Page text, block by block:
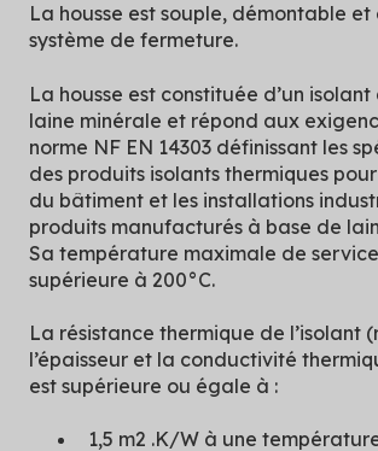
La housse est souple, démontable et
système de fermeture.
La housse est constituée d’un
laine minérale et répond aux
norme NF EN 14303 définissant les
des produits isolants thermiques
du bâtiment et les installations
produits manufacturés à base de
Sa température maximale de
supérieure à 200°C.
La résistance thermique de l’isolant
l’épaisseur et la conductivité
est supérieure ou égale à :
1,5 m2 .K/W à une